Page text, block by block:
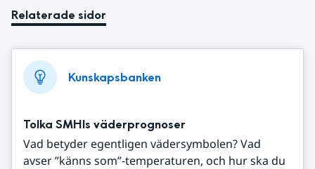
Relaterade sidor
Kunskapsbanken
Tolka SMHIs väderprognoser
Vad betyder egentligen vädersymbolen? Vad
avser ”känns som”-temperaturen, och hur ska du